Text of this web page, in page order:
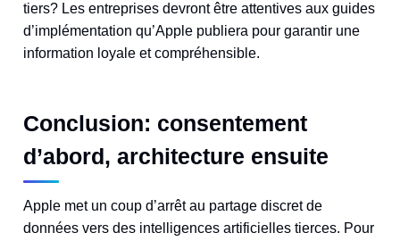
tiers? Les entreprises devront être attentives aux guides
d’implémentation qu’Apple publiera pour garantir une
information loyale et compréhensible.
Conclusion: consentement
d’abord, architecture ensuite
Apple met un coup d’arrêt au partage discret de
données vers des intelligences artificielles tierces. Pour